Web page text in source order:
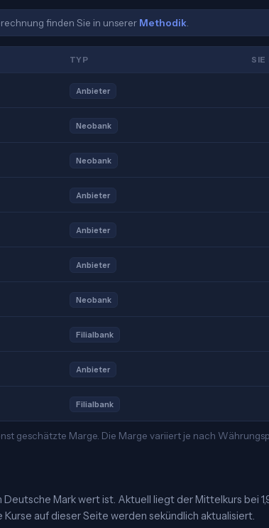
finden Sie in unserer Methodik
TYP SIE
Anbieter
Neobank
Neobank
Anbieter
Anbieter
Anbieter
Neobank
Filialbank
Anbieter
Filialbank
geschätzte Marge. Die Marge variiert je nach
Deutsche Mark wert ist. Aktuell liegt der Mittelkurs bei
auf dieser Seite werden sekündlich aktualisiert.